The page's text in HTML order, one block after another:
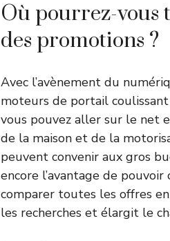
Où pourrez-vous
des promotions ?
Avec l’avènement du
moteurs de portail coulissant
vous pouvez aller sur le net
de la maison et de la
peuvent convenir aux gros
encore l’avantage de
comparer toutes les offres
les recherches et élargit le